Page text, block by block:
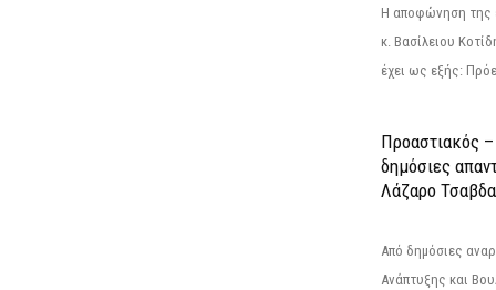
Η αποφώνηση της
κ. Βασίλειου
έχει ως εξής:
Προαστιακός
δημόσιες
Λάζαρο
Από δημόσιες
Ανάπτυξης και